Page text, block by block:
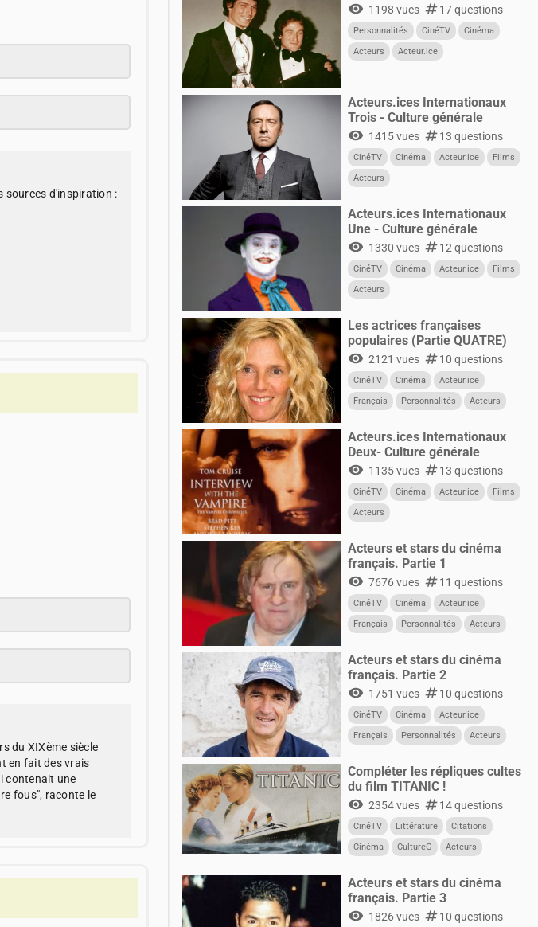
sources d'inspiration :
du XIXème siècle
en fait des vrais
contenait une
fous", raconte le
visibility 1198 vues numbers17 questions
Personnalités CinéTV
Cinéma
Acteurs
Acteur.ice
Acteurs.ices Internationaux
Trois - Culture générale
visibility 1415 vues numbers13 questions
CinéTV Cinéma Acteur.ice
Films
Acteurs
Acteurs.ices Internationaux
Une - Culture générale
visibility 1330 vues numbers12 questions
CinéTV Cinéma Acteur.ice
Films
Acteurs
Les actrices françaises
populaires (Partie QUATRE)
visibility 2121 vues numbers10 questions
CinéTV Cinéma
Acteur.ice
Français
Personnalités
Acteurs
Acteurs.ices Internationaux
Deux- Culture générale
visibility 1135 vues numbers13 questions
CinéTV Cinéma Acteur.ice
Films
Acteurs
Acteurs et stars du cinéma
français. Partie 1
visibility 7676 vues numbers11 questions
CinéTV Cinéma
Acteur.ice
Français
Personnalités Acteurs
Acteurs et stars du cinéma
français. Partie 2
visibility 1751 vues numbers10 questions
CinéTV Cinéma
Acteur.ice
Français
Personnalités Acteurs
Compléter les répliques cultes
du film TITANIC !
visibility 2354 vues numbers14 questions
CinéTV Littérature
Citations
Cinéma
CultureG
Acteurs
Acteurs et stars du cinéma
français. Partie 3
visibility 1826 vues numbers10 questions